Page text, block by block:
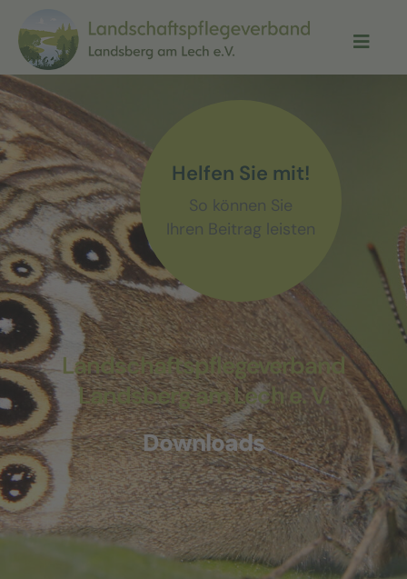
Landschaftspflegeverband
Landsberg am Lech e. V.​
Downloads
Helfen Sie mit!
So können Sie
Ihren Beitrag leisten